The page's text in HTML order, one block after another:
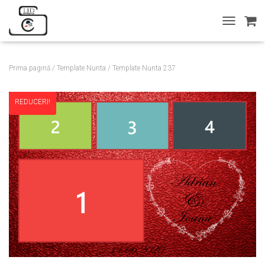
O
N
A
T
I
O
N
REDUCERI!
Prima pagină / Template Nunta / Template Nunta 237